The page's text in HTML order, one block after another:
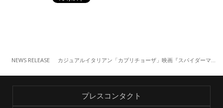
NEWS RELEASE カジュアルイタリアン「カプリチョーザ」映画『スパイダーマン：ファー・フロム・ホーム』タイアップキャンペーン （6/20～）
プレスコンタクト